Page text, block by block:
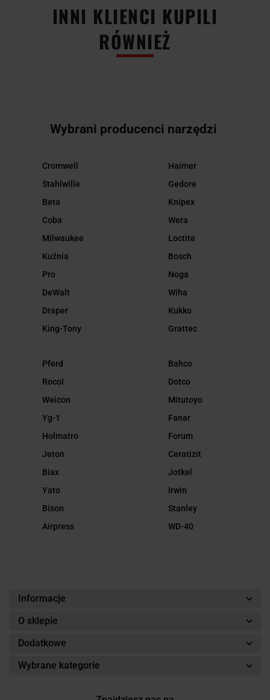
INNI KLIENCI KUPILI
RÓWNIEŻ
Wybrani producenci narzędzi
Cromwell
Stahlwille
Beta
Coba
Milwaukee
Kuźnia
Pro
DeWalt
Draper
King-Tony
Haimer
Gedore
Knipex
Wera
Loctite
Bosch
Noga
Wiha
Kukko
Grattec
Pferd
Rocol
Weicon
Yg-1
Holmatro
Jeton
Biax
Yato
Bison
Airpress
Bahco
Dotco
Mitutoyo
Fanar
Forum
Ceratizit
Jotkel
Irwin
Stanley
WD-40
Informacje
O sklepie
Dodatkowe
Wybrane kategorie